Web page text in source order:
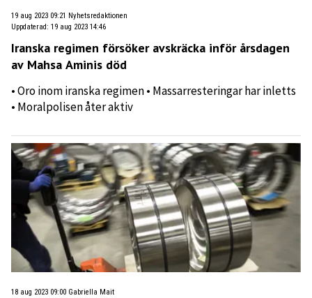
19 aug 2023 09:21 Nyhetsredaktionen
Uppdaterad: 19 aug 2023 14:46
Iranska regimen försöker avskräcka inför årsdagen
av Mahsa Aminis död
• Oro inom iranska regimen • Massarresteringar har inletts
• Moralpolisen åter aktiv
18 aug 2023 09:00 Gabriella Mait